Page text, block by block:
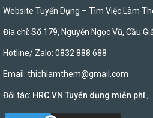
Website Tuyển Dụng – Tìm Việc Làm
Địa chỉ: Số 179, Nguyễn Ngọc Vũ, Cầu
Hotline/ Zalo: 0832 888 688
Email: thichlamthem@gmail.com
Đối tác: HRC.VN Tuyển dụng miễn phí,